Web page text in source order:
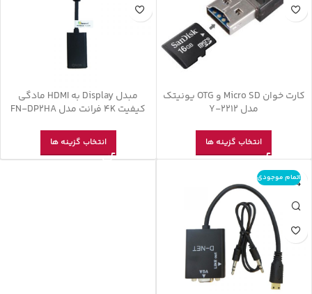
کارت خوان Micro SD و OTG یونیتک
مدل Y-2212
انتخاب گزینه ها
مبدل Display به HDMI مادگی
کیفیت 4K فرانت مدل FN-DP2HA
انتخاب گزینه ها
اتمام موجودی